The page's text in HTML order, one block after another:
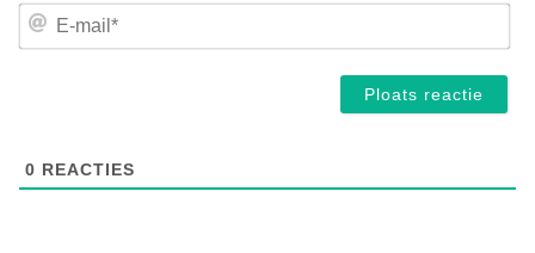
E-
0 REACTIES